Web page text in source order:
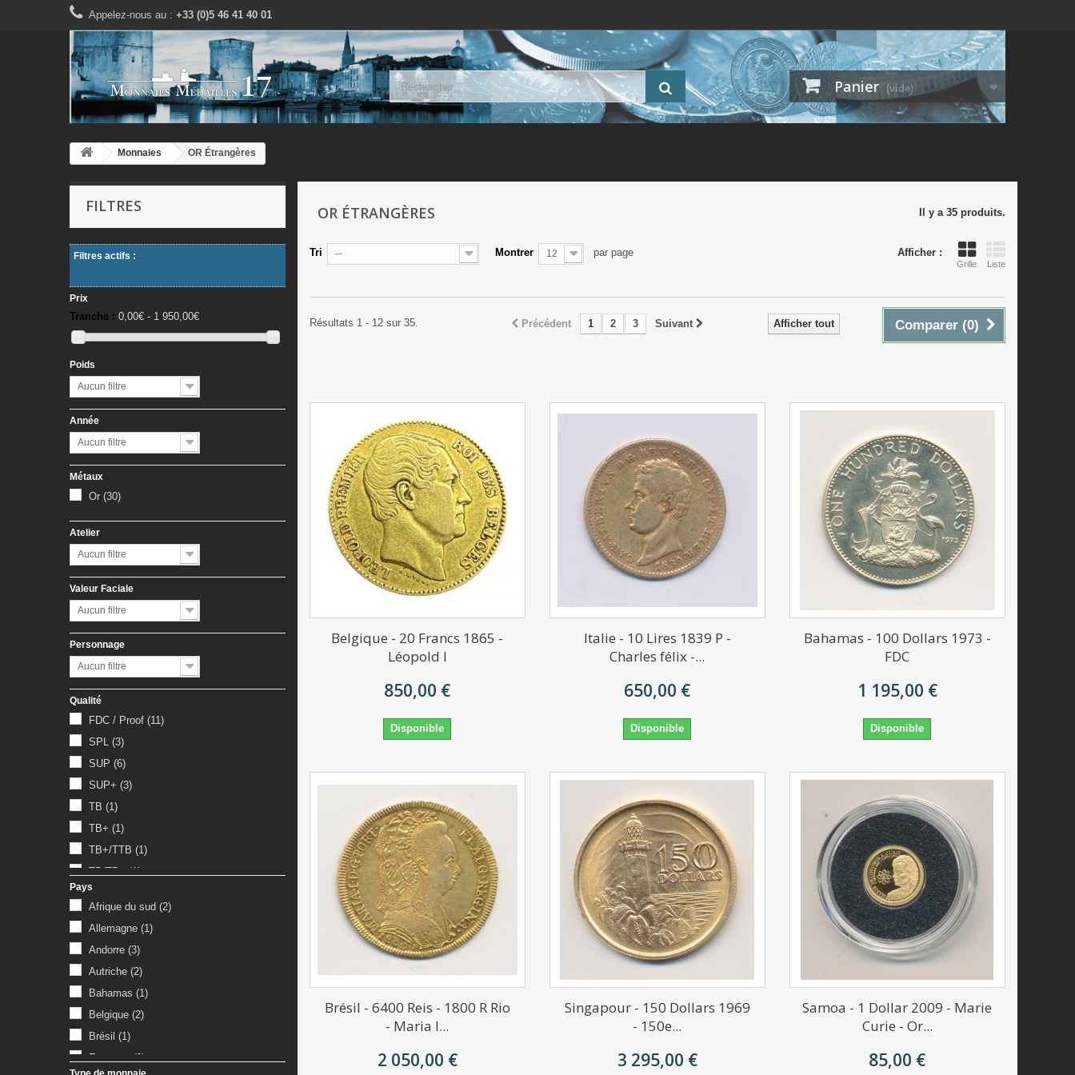
Appelez-nous au : +33 (0)5 46 41 40 01
Panier (vide)
Monnaies OR Étrangères
FILTRES
Filtres actifs :
Prix
Tranche : 0,00€ - 1 950,00€
Poids
Aucun filtre
Année
Aucun filtre
Métaux
Or (30)
Atelier
Aucun filtre
Valeur Faciale
Aucun filtre
Personnage
Aucun filtre
Qualité
FDC / Proof (11)
SPL (3)
SUP (6)
SUP+ (3)
TB (1)
TB+ (1)
TB+/TTB (1)
TB/TB+
(1)
TTB
TTB+
Pays
Afrique du sud (2)
Allemagne (1)
Andorre (3)
Autriche (2)
Bahamas (1)
Belgique (2)
Brésil (1)
Espagne
(2)
OR ÉTRANGÈRES Il y a 35 produits.
Afficher :
Grille Liste
Tri -- Montrer 12 par page
Comparer (0)
Afficher tout
Précédent 1 2 3 Suivant
Résultats 1 - 12 sur 35.
Belgique - 20 Francs 1865 -
Léopold I
850,00 €
Disponible
Italie - 10 Lires 1839 P -
Charles félix -...
650,00 €
Disponible
Bahamas - 100 Dollars 1973 -
FDC
1 195,00 €
Disponible
Brésil - 6400 Reis - 1800 R Rio
- Maria I...
2 050,00 €
Singapour - 150 Dollars 1969
- 150e...
3 295,00 €
Samoa - 1 Dollar 2009 - Marie
Curie - Or...
85,00 €